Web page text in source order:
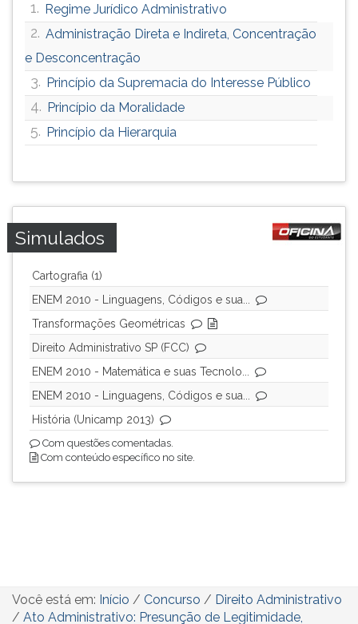
1. Regime Jurídico Administrativo
2. Administração Direta e Indireta, Concentração
e Desconcentração
3. Princípio da Supremacia do Interesse Público
4. Princípio da Moralidade
5. Princípio da Hierarquia
Simulados
Cartografia (1)
ENEM 2010 - Linguagens, Códigos e sua...
Transformações Geométricas
Direito Administrativo SP (FCC)
ENEM 2010 - Matemática e suas Tecnolo...
ENEM 2010 - Linguagens, Códigos e sua...
História (Unicamp 2013)
Com questões comentadas.
Com conteúdo específico no site.
Você está em: Início / Concurso / Direito Administrativo
/ Ato Administrativo: Presunção de Legitimidade,